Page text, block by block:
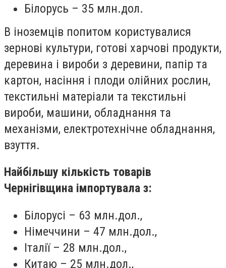
Білорусь – 35 млн.дол.
В іноземців попитом користувалися
зернові культури, готові харчові продукти,
деревина і вироби з деревини, папір та
картон, насіння і плоди олійних рослин,
текстильні матеріали та текстильні
вироби, машини, обладнання та
механізми, електротехнічне обладнання,
взуття.
Найбільшу кількість товарів
Чернігівщина імпортувала з:
Білорусі – 63 млн.дол.,
Німеччини – 47 млн.дол.,
Італії – 28 млн.дол.,
Китаю – 25 млн.дол.,